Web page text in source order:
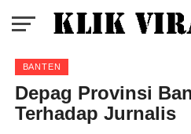
BANTEN
Depag Provinsi
Terhadap Jurnalis